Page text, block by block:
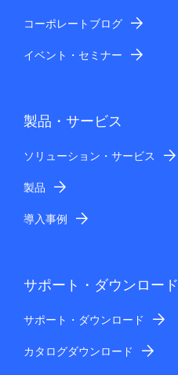
コーポレートブログ
イベント・セミナー
製品・サービス
ソリューション・サービス
製品
導入事例
サポート・ダウンロード
サポート・ダウンロード
カタログダウンロード